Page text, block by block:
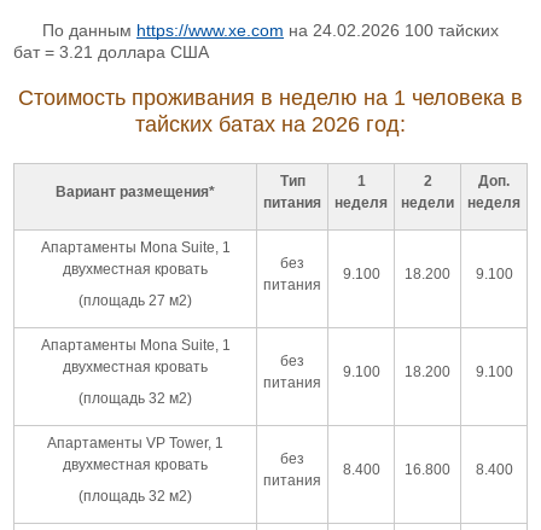
По данным https://www.xe.com на 24.02.2026 100 тайских
бат = 3.21 доллара США
Стоимость проживания в неделю на 1 человека в
тайских батах на 2026 год:
Вариант размещения*
Тип
питания
1
неделя
2
недели
Доп.
неделя
Апартаменты Mona Suite, 1
двухместная кровать
(площадь 27 м2)
без
питания
9.100 18.200 9.100
Апартаменты Mona Suite, 1
двухместная кровать
(площадь 32 м2)
без
питания
9.100 18.200 9.100
Апартаменты VP Tower, 1
двухместная кровать
(площадь 32 м2)
без
питания
8.400 16.800 8.400